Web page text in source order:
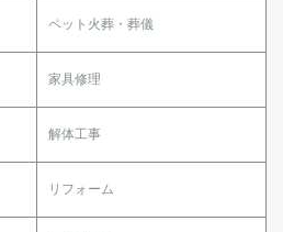
ペット火葬・葬儀
家具修理
解体工事
リフォーム